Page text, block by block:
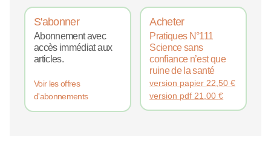
S'abonner
Abonnement avec
accès immédiat aux
articles.
Voir les offres
d'abonnements
Acheter
Pratiques N°111
Science sans
confiance n’est que
ruine de la santé
version papier 22,50€
version pdf 21,00€